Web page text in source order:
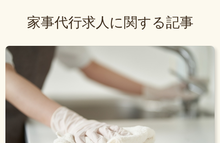
家事代行求人に関する記事